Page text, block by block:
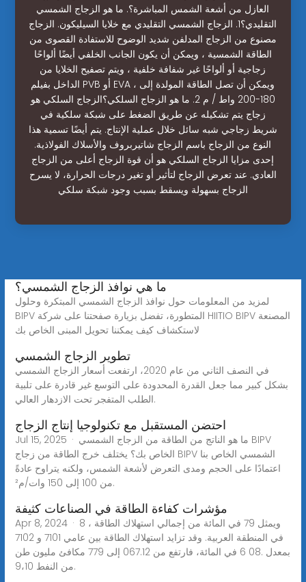
العازل من أشعة الشمس المباشرة؟. ما هو الزجاج الشمسي
التقليدي؟1. الزجاج الشمسي التقليدي مع خلايا السيليكون. الزجاج
مصنوع من الزجاج المدلفن شديد الوضوح للاستفادة القصوى من
الطاقة الشمسية ، ويمكن أن يكون الجانب الخلفي أيضًا ألواحًا
زجاجية أو ألواحًا غير شفافة خلفية ، ويتم تصفيح الخلايا من
الداخل بفيلم PVB أو EVA ، ويمكن أن تصل الطاقة المولدة إلى
180-200 واط / م 2. ما هو الزجاج السلكي؟الزجاج السلكي هو
زجاج يتم تشكيله عن طريق الضغط على شبكة سلكية في
شريط زجاجي شبه سائل خلال عملية الإنتاج. يتم أيضًا تسمية هذا
النوع من الزجاج باسم الزجاج شاتيربروف والأسلاك الفولاذية.
إحدى مزايا الزجاج السلكي هو أن قوة الزجاج أعلى من الزجاج
العادي. عند تعرض الزجاج لتأثير أو تغير درجات الحرارة، لا يسرح
الزجاج بسهولة ويسقط بسبب وجود شبكة سلكي
ما هي نوافذ الزجاج الشمسي؟
لمزيد من المعلومات حول نوافذ الزجاج الشمسي المبتكرة وحلول
BIPV المتطورة، تفضل بزيارة صفحتنا على شركة HIITIO BIPV المصنعة
لاستكشاف كيف يمكننا تحويل المبنى الخاص بك
تطوير الزجاج الشمسي
في النصف الثاني من عام 2020، ارتفعت أسعار الزجاج الشمسي
بشكل كبير مما جعل القدرة المحدودة على التوسع غير قادرة على تلبية
الطلب المتفجر تحت الازدهار العالي.
احتضن المستقبل مع تكنولوجيا إنتاج الزجاج
Jul 15, 2025 · ما هو الناتج من الطاقة من الزجاج الشمسي BIPV
الخاص بك؟ يختلف خرج الطاقة من زجاج BIPV الشمسي الخاص بنا
اعتمادًا على الحجم ومدى التعرض لأشعة الشمس، ولكنه يتراوح عادةً
من 100 إلى 150 وات/م².
مؤشرات كفاءة الطاقة في الصناعات كثيفة
Apr 8, 2024 · 8 ، ويمثل 79 في المائة من إجمالي استهلاك الطاقة
في المنطقة العربية. وقد تزايد استهلاك الطاقة بين عامي 7101 و 7102
بمعدل .08 6 في المائة، فارتفع من 067.12 إلى 779 مكافئ مليون طن
من النفط 9،10.